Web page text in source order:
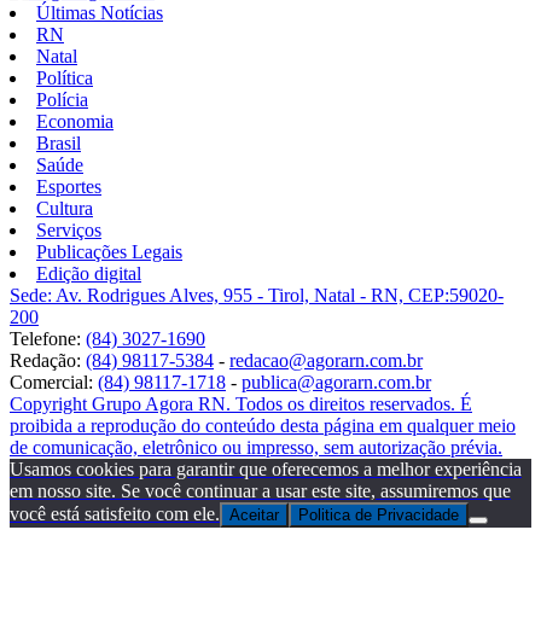
Últimas Notícias
RN
Natal
Política
Polícia
Economia
Brasil
Saúde
Esportes
Cultura
Serviços
Publicações Legais
Edição digital
Sede: Av. Rodrigues Alves, 955 - Tirol, Natal - RN, CEP:59020-
200
Telefone: (84) 3027-1690
Redação: (84) 98117-5384 - redacao@agorarn.com.br
Comercial: (84) 98117-1718 - publica@agorarn.com.br
Copyright Grupo Agora RN. Todos os direitos reservados. É
proibida a reprodução do conteúdo desta página em qualquer meio
de comunicação, eletrônico ou impresso, sem autorização prévia.
Usamos cookies para garantir que oferecemos a melhor experiência
em nosso site. Se você continuar a usar este site, assumiremos que
você está satisfeito com ele. Aceitar Politica de Privacidade